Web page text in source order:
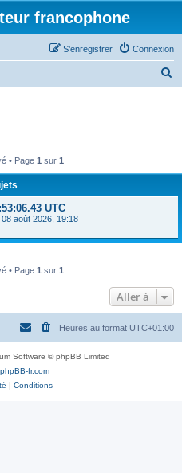
francophone
Connexion
S’enregistrer
r
• Page 1 sur 1
UTC
08 août 2026, 19:18
• Page 1 sur 1
Aller à
Heures au format UTC+01:00
Software © phpBB Limited
phpBB-fr.com
| Conditions